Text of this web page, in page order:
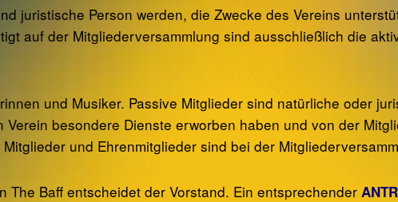
juristische Person werden, die Zwecke des Vereins
auf der Mitgliederversammlung sind ausschließlich die
und Musiker. Passive Mitglieder sind natürliche oder
besondere Dienste erworben haben und von der
und Ehrenmitglieder sind bei der
The Baff entscheidet der Vorstand. Ein entsprechender